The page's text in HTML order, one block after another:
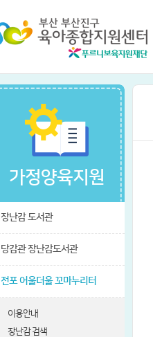
가정양육지원
장난감 도서관
당감관 장난감도서관
전포 어울더울 꼬마누리터
이용안내
장난감 검색